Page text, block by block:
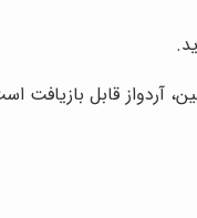
آردواز قابل